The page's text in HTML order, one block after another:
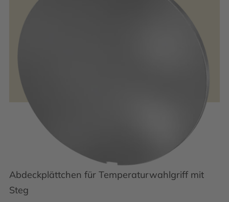
Abdeckplättchen für Temperaturwahlgriff mit
Steg